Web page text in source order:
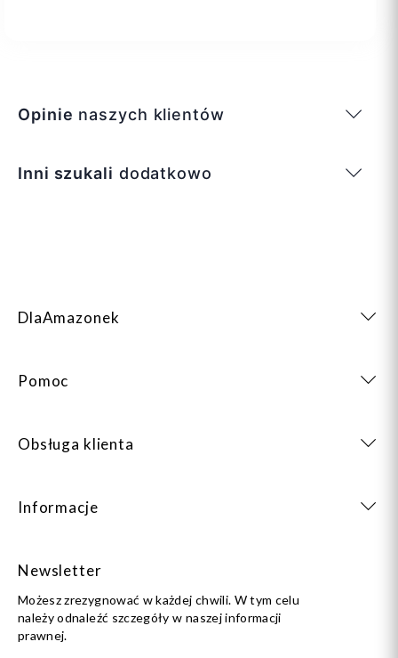
Opinie naszych klientów
Inni szukali dodatkowo
DlaAmazonek
Pomoc
Obsługa klienta
Informacje
Newsletter
Możesz zrezygnować w każdej chwili. W tym celu
należy odnaleźć szczegóły w naszej informacji
prawnej.